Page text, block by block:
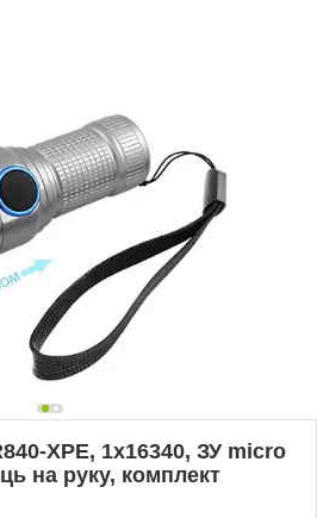
XPE, 1х16340, ЗУ micro
на руку, комплект